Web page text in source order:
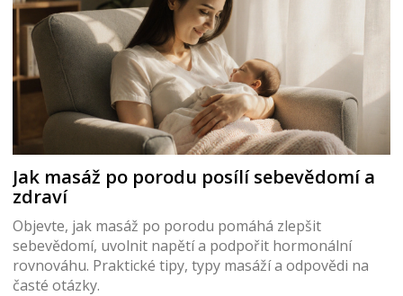
Jak masáž po porodu posílí sebevědomí a
zdraví
Objevte, jak masáž po porodu pomáhá zlepšit
sebevědomí, uvolnit napětí a podpořit hormonální
rovnováhu. Praktické tipy, typy masáží a odpovědi na
časté otázky.